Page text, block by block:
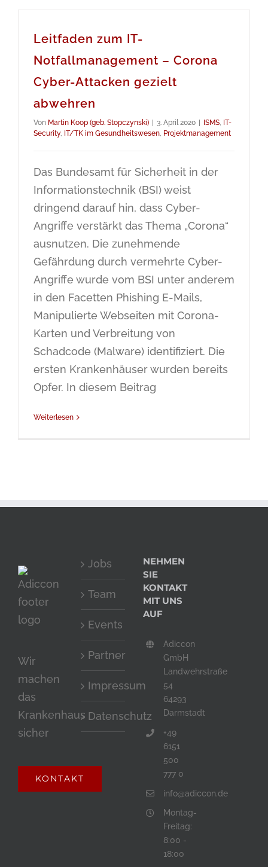
Leitfaden zum IT-
Notfallmanagement – Corona
Cyber-Attacken gezielt
abwehren
Von Martin Koop (geb. Stopczynski) 3. April 2020 ISMS, IT-
Security, IT/TK im Gesundheitswesen, Projektmanagement
Das Bundesamt für Sicherheit in der
Informationstechnik (BSI) weist
dringend darauf hin, dass Cyber-
Angriffe verstärkt das Thema „Corona“
ausnutzen. Die zunehmende
Gefährdung durch vermehrte Cyber-
Angriffe wurde vom BSI unter anderem
in den Facetten Phishing E-Mails,
Manipulierte Webseiten mit Corona-
Karten und Verbreitung von
Schadcode (Malware) identifiziert. Die
ersten Krankenhäuser wurden bereits
Opfer. In diesem Beitrag
Weiterlesen
Wir
machen
das
Krankenhaus
sicher
KONTAKT
Jobs
Team
Events
Partner
Impressum
Datenschutz
NEHMEN
SIE
KONTAKT
MIT UNS
AUF
Adiccon
GmbH
Landwehrstraße
54
64293
Darmstadt
+49
6151
500
777 0
info@adiccon.de
Montag-
Freitag:
8:00 -
18:00